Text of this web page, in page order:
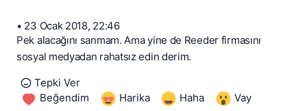
• 23 Ocak 2018, 22:46
Pek alacağını sanmam. Ama yine de Reeder firmasını
sosyal medyadan rahatsız edin derim.
Tepki Ver
Beğendim
Harika Haha Vay